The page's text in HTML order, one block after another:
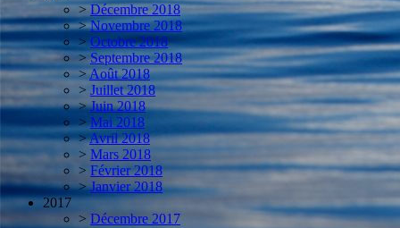
> Décembre 2018
> Novembre 2018
> Octobre 2018
> Septembre 2018
>Août 2018
> Juillet 2018
> Juin 2018
> Mai 2018
>Avril 2018
> Mars 2018
> Février 2018
> Janvier 2018
2017
> Décembre 2017